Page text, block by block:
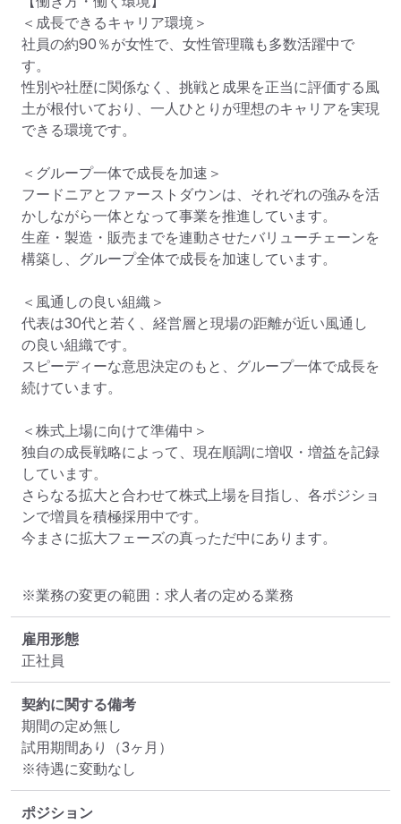
＜成長できるキャリア環境＞
社員の約90％が女性で、女性管理職も多数活躍中で
す。
性別や社歴に関係なく、挑戦と成果を正当に評価する風
土が根付いており、一人ひとりが理想のキャリアを実現
できる環境です。
＜グループ一体で成長を加速＞
フードニアとファーストダウンは、それぞれの強みを活
かしながら一体となって事業を推進しています。
生産・製造・販売までを連動させたバリューチェーンを
構築し、グループ全体で成長を加速しています。
＜風通しの良い組織＞
代表は30代と若く、経営層と現場の距離が近い風通し
の良い組織です。
スピーディーな意思決定のもと、グループ一体で成長を
続けています。
＜株式上場に向けて準備中＞
独自の成長戦略によって、現在順調に増収・増益を記録
しています。
さらなる拡大と合わせて株式上場を目指し、各ポジショ
ンで増員を積極採用中です。
今まさに拡大フェーズの真っただ中にあります。
※業務の変更の範囲：求人者の定める業務
雇用形態
正社員
契約に関する備考
期間の定め無し
試用期間あり（3ヶ月）
※待遇に変動なし
ポジション